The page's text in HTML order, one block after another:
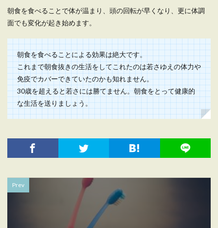
朝食を食べることで体が温まり、頭の回転が早くなり、更に体調
面でも変化が起き始めます。
朝食を食べることによる効果は絶大です。
これまで朝食抜きの生活をしてこれたのは若さゆえの体力や
免疫でカバーできていたのかも知れません。
30歳を超えると若さには勝てません。朝食をとって健康的
な生活を送りましょう。
Prev